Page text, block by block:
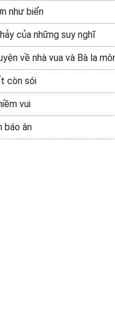
như biển
của những suy nghĩ
về nhà vua và Bà la
còn sói
vui
báo ân